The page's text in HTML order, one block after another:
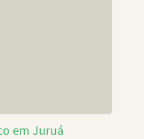
em Juruá